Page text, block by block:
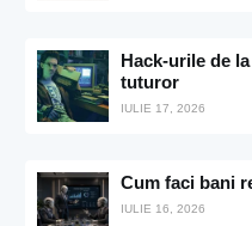
Hack-urile de
tuturor
IULIE 17, 2026
Cum faci bani
IULIE 16, 2026